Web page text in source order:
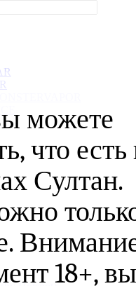
можете
что есть
Султан.
18+, вы